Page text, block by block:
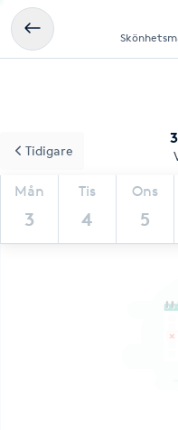
Mån
3
Tis
4
Ons
5
Tidigare